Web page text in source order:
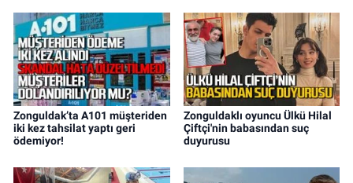
Zonguldak’ta A101 müşteriden
iki kez tahsilat yaptı geri
ödemiyor!
Zonguldaklı oyuncu Ülkü Hilal
Çiftçi'nin babasından suç
duyurusu